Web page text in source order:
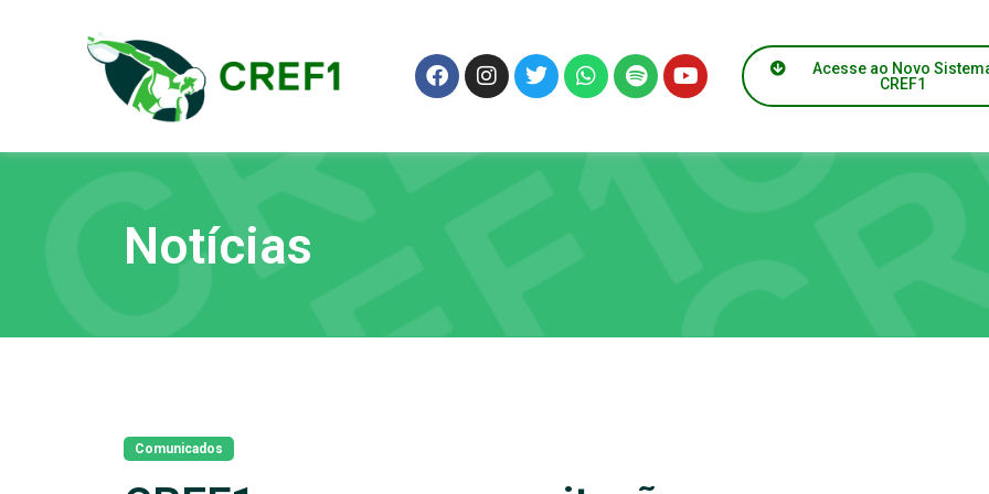
Acesse ao Novo
CREF1
Notícias
Comunicados